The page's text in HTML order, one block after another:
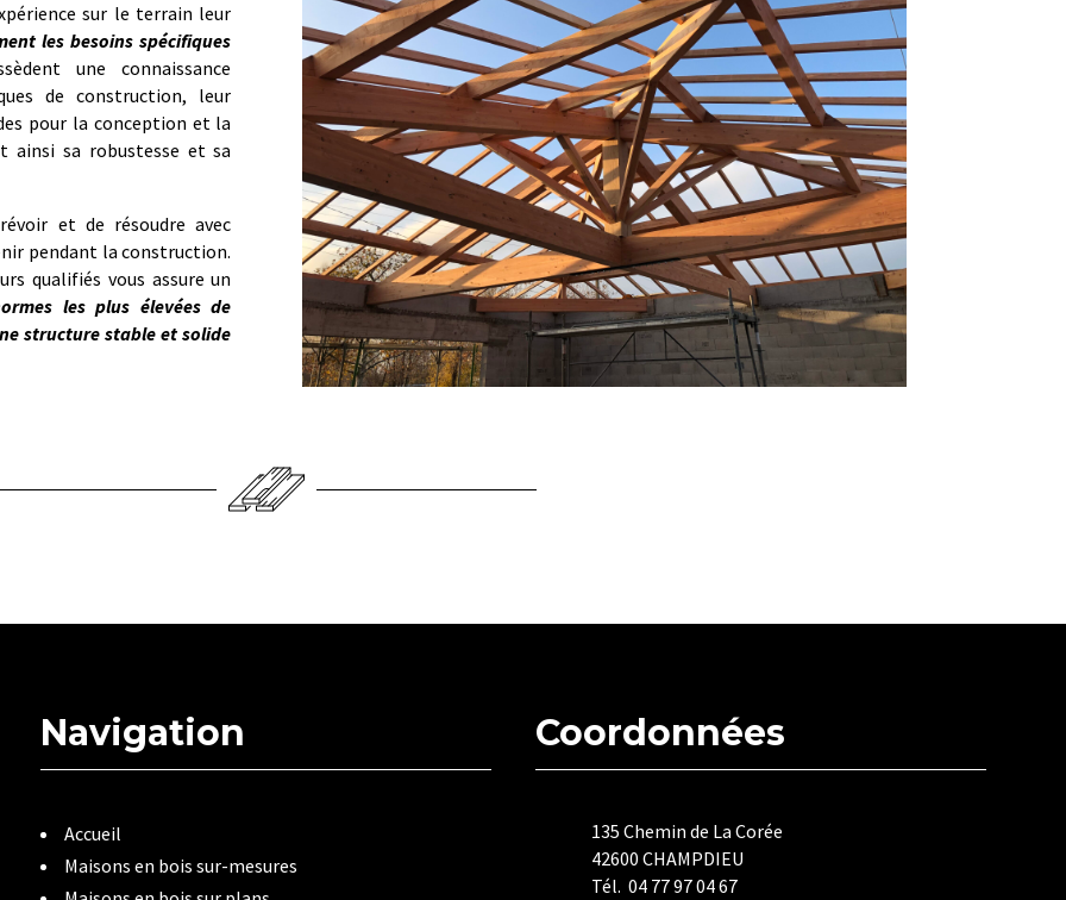
sur le terrain leur
les besoins spécifiques
une connaissance
de construction, leur
pour la conception et la
ainsi sa robustesse et sa
et de résoudre avec
pendant la construction.
qualifiés vous assure un
les plus élevées de
structure stable et solide
Navigation
Accueil
Maisons en bois sur-mesures
Coordonnées
135 Chemin de La Corée
42600 CHAMPDIEU
Tél. 04 77 97 04 67